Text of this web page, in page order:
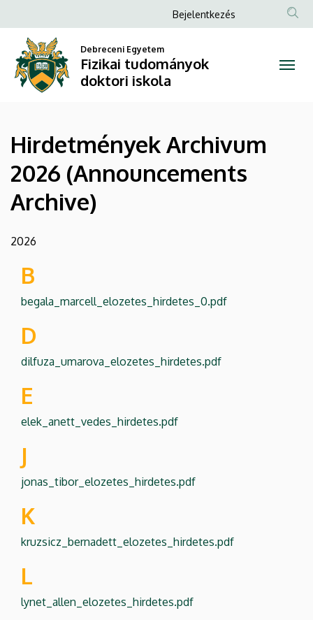
Archivum
2026
(Announcements
Archive)
Fizikai
tudományok
doktori
iskola
a
tartalomra
Anonim
fiók
menüje
Bejelentkezés
Debreceni Egyetem
Fizikai tudományok
doktori iskola
Hirdetmények Archivum
2026 (Announcements
Archive)
2026
B
begala_marcell_elozetes_hirdetes_0.pdf
D
dilfuza_umarova_elozetes_hirdetes.pdf
E
elek_anett_vedes_hirdetes.pdf
J
jonas_tibor_elozetes_hirdetes.pdf
K
kruzsicz_bernadett_elozetes_hirdetes.pdf
L
lynet_allen_elozetes_hirdetes.pdf